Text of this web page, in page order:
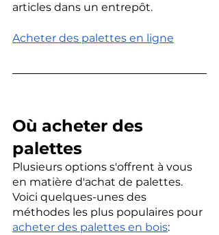
articles dans un entrepôt.
Acheter des palettes en ligne
Où acheter des
palettes
Plusieurs options s'offrent à vous
en matière d'achat de palettes.
Voici quelques-unes des
méthodes les plus populaires pour
acheter des palettes en bois: